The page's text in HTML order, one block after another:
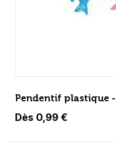
Pendentif plastique
Dès 0,99 €